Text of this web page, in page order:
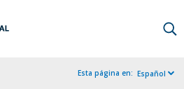
Esta página en: Español